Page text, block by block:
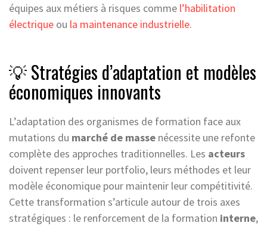
équipes aux métiers à risques comme l’habilitation
électrique ou la maintenance industrielle.
💡 Stratégies d’adaptation et modèles
économiques innovants
L’adaptation des organismes de formation face aux
mutations du marché de masse nécessite une refonte
complète des approches traditionnelles. Les acteurs
doivent repenser leur portfolio, leurs méthodes et leur
modèle économique pour maintenir leur compétitivité.
Cette transformation s’articule autour de trois axes
stratégiques : le renforcement de la formation interne,